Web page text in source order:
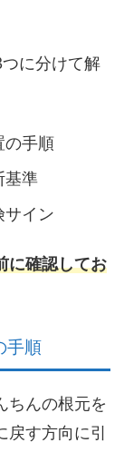
に分けて解
の手順
基準
サイン
に確認してお
手順
ちんの根元を
す方向に引